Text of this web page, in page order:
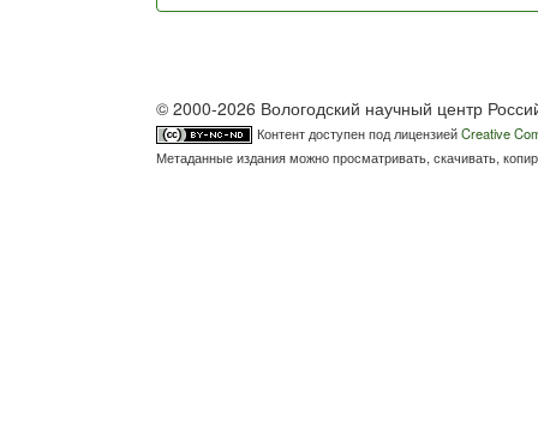
© 2000-2026 Вологодский научный центр
Контент доступен под лицензиейCreative
Метаданные издания можно просматривать, скачивать,